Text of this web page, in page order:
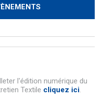
l'édition numérique du
Textile cliquez ici.